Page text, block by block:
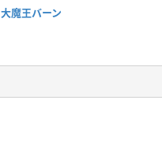
大魔王バーン